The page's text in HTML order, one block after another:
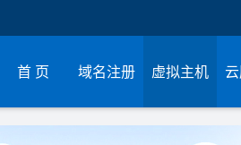
首 页 域名注册 虚拟主机